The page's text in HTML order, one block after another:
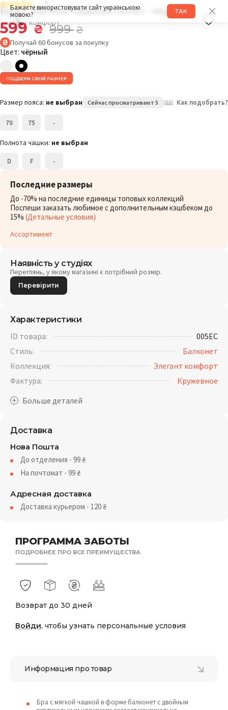
Бажаєте використовувати сайт українською
мовою?
ТАК
5
Бра с мягкой чашкой 005EC чёрный
Элегант комфорт
599₴ 999₴
Получай 60бонусов за покупку
Цвет: чёрный
ПОДБЕРИ СВОЙ РАЗМЕР
Размер пояса: не выбран Сейчас просматривают 5 Как подобрать?
70 75 -
Полнота чашки: не выбран
D F -
Последние размеры
До -70% на последние единицы топовых коллекций
Поспеши заказать любимое с дополнительным кэшбеком до
15% (Детальные условия)
Ассортимент
ПРОГРАММА ЗАБОТЫ
ПОДРОБНЕЕ ПРО ВСЕ ПРЕИМУЩЕСТВА
Возврат до 30 дней
Войди, чтобы узнать персональные условия
Наявність у студіях
Переглянь, у якому магазині є потрібний розмір.
Перевірити
Характеристики
ID товара:
005EC
Стиль:
Балконет
Коллекция:
Элегант комфорт
Фактура:
Кружевное
Доставка
Нова Пошта
До отделения - 99₴
На почтомат - 99₴
Адресная доставка
Доставка курьером - 120₴
Информация про товар
Бра с мягкой чашкой в ​​форме балконет с двойным